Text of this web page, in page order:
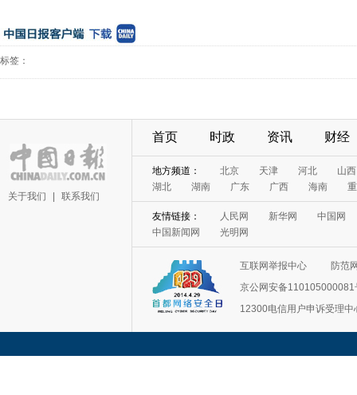
标签：
关于我们 联系我们
首页 时政 资讯 财经
地方频道： 北京 天津 河北
山西
湖北
湖南 广东 广西 海南
友情链接： 人民网 新华网
中国网
中国新闻网
光明网
互联网举报中心
防范
京公网安备110105000081
12300电信用户申诉受理中